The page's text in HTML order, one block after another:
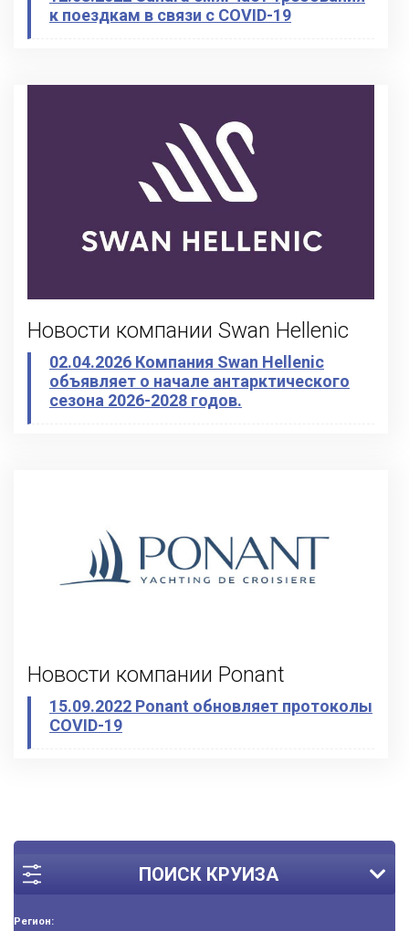
ПОИСК КРУИЗА
Регион:
к поездкам в связи с COVID-19
Новости компании Swan Hellenic
02.04.2026 Компания Swan Hellenic
объявляет о начале антарктического
сезона 2026-2028 годов.
Новости компании Ponant
15.09.2022 Ponant обновляет протоколы
COVID-19